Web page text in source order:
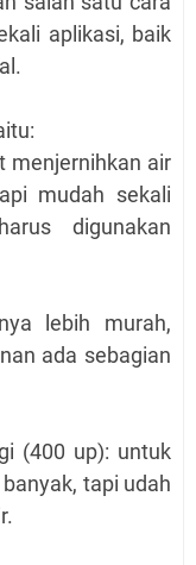
aplikasi, baik
menjernihkan air
mudah sekali
digunakan
lebih murah,
ada sebagian
(400 up): untuk
tapi udah